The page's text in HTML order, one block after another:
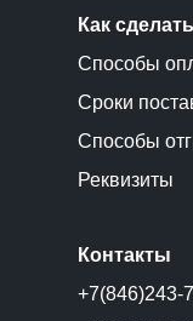
Как
Способы
Сроки
Способы
Реквизиты
Контакты
+7(846)243-